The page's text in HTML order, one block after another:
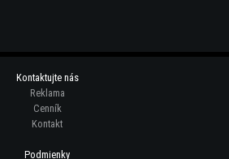
Kontaktujte nás
Reklama
Cenník
Kontakt
Podmienky